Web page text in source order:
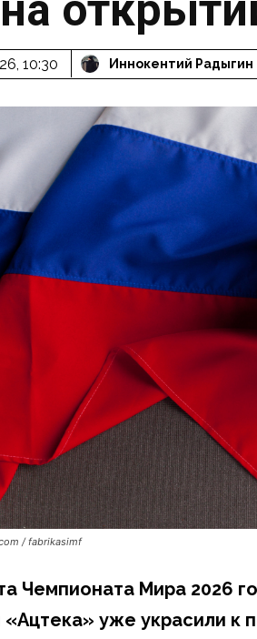
10:30 Иннокентий Радыгин
/ fabrikasimf
Чемпионата Мира 2026
«Ацтека» уже украсили к